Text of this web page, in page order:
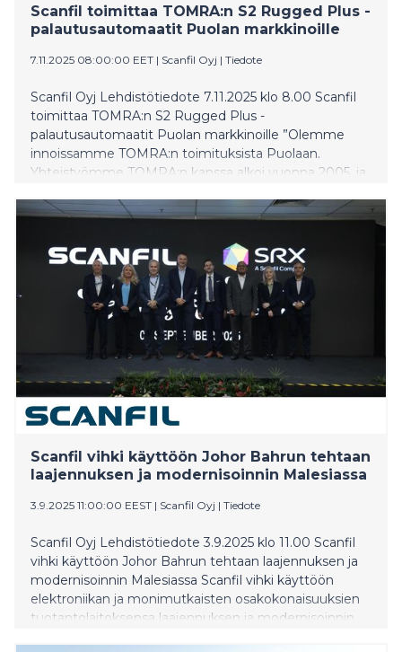
rakentaminen on tarkoitus aloittaa pian sen jälkeen.
Tehtaan laajennuk
Scanfil toimittaa TOMRA:n S2 Rugged Plus -
palautusautomaatit Puolan markkinoille
7.11.2025 08:00:00 EET | Scanfil Oyj | Tiedote
Scanfil Oyj Lehdistötiedote 7.11.2025 klo 8.00 Scanfil
toimittaa TOMRA:n S2 Rugged Plus -
palautusautomaatit Puolan markkinoille ”Olemme
innoissamme TOMRA:n toimituksista Puolaan.
Yhteistyömme TOMRA:n kanssa alkoi vuonna 2005, ja
palautusautomaattiratkaisuja Puolassa. Euroopan
tavoitteena on nostaa juomapakkausten
kierrätysastetta. TOMRA on palautusautomaattien
johtava toimittaja maailmanlaajuisesti, ja EU:n
kasvaneet tavoitteet luovat merkittävää
kasvupotentiaalia Euroopassa", sanoo Scanfilin Energy
& Cleantechin myyntijohtaja Lars Skanke. TOMRA S2
Rugged Plus -palautusautomaatteja valmistetaan
Scanfilin Myslowicen tehtaalla Puolassa ja Pärnun
tehtaalla Virossa. Molemmat tehtaat ovat
erikoistuneet ohutlevyvalmistukseen ja
tarjoaa TOMRA:lle kokonaisvaltaisen palvelun, joka
kattaa kaiken hankinnasta valmistukseen ja
Scanfil vihki käyttöön Johor Bahrun tehtaan
laajennuksen ja modernisoinnin Malesiassa
3.9.2025 11:00:00 EEST | Scanfil Oyj | Tiedote
Scanfil Oyj Lehdistötiedote 3.9.2025 klo 11.00 Scanfil
vihki käyttöön Johor Bahrun tehtaan laajennuksen ja
modernisoinnin Malesiassa Scanfil vihki käyttöön
elektroniikan ja monimutkaisten osakokonaisuuksien
tuotantolaitoksensa laajennuksen ja modernisoinnin